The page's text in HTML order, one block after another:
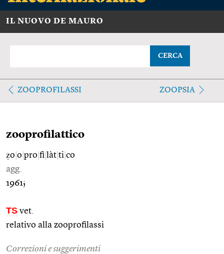
IL NUOVO DE MAURO
CERCA
ZOOPROFILASSI ZOOPSIA
zooprofilattico
ẓo o pro fi làt ti co
agg.
1961;
TS vet.
relativo alla zooprofilassi
Correzioni e suggerimenti